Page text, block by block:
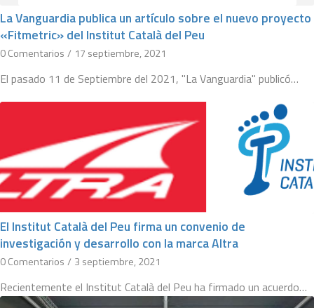
La Vanguardia publica un artículo sobre el nuevo proyecto
«Fitmetric» del Institut Català del Peu
0 Comentarios / 17 septiembre, 2021
El pasado 11 de Septiembre del 2021, "La Vanguardia" publicó…
El Institut Català del Peu firma un convenio de
investigación y desarrollo con la marca Altra
0 Comentarios / 3 septiembre, 2021
Recientemente el Institut Català del Peu ha firmado un acuerdo…